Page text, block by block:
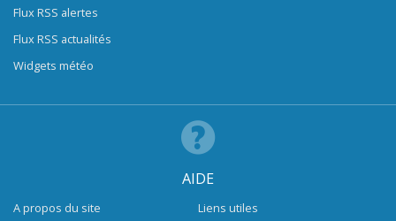
Flux RSS alertes
Flux RSS actualités
Widgets météo
AIDE
A propos du site Liens utiles